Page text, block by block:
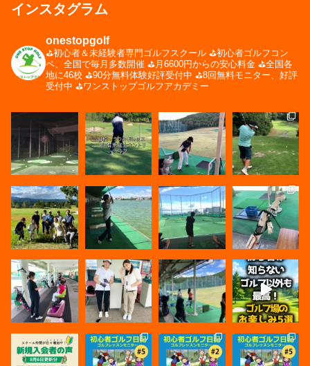
インスタグラム
onestopgolf
⛳️初心者＆未経験者専門ゴルフスクール ⛳️初心者ゴルフコン
ペ、全国で毎月多数開催 ⛳️月6600円からの安心料金 ⛳️全国各
地に46校 ⛳️90分無料体験好評受付中 ⛳️8回無料モニター、好評
受付中 ⛳️ワンストップゴルフアカデミー